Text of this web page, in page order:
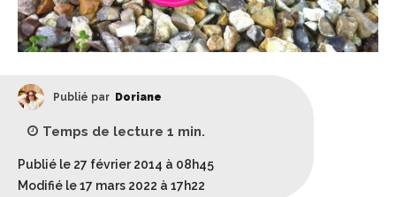
Publié par Doriane
Temps de lecture 1 min.
Publié le 27 février 2014 à 08h45
Modifié le 17 mars 2022 à 17h22